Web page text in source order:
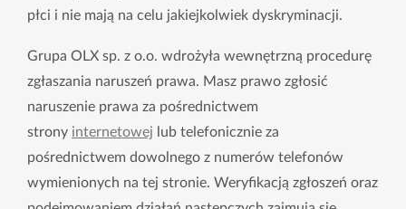
płci i nie mają na celu jakiejkolwiek dyskryminacji.
Grupa OLX sp. z o.o. wdrożyła wewnętrzną procedurę
zgłaszania naruszeń prawa. Masz prawo zgłosić
naruszenie prawa za pośrednictwem
strony internetowej lub telefonicznie za
pośrednictwem dowolnego z numerów telefonów
wymienionych na tej stronie. Weryfikacją zgłoszeń oraz